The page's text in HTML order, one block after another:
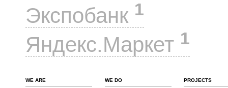
Экспобанк 1
Яндекс.Маркет 1
WE ARE WE DO PROJECTS